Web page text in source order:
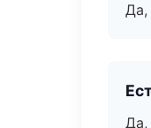
Да,
Да,